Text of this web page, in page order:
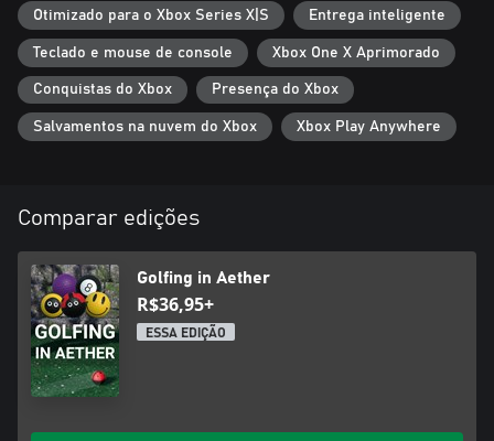
Otimizado para o Xbox Series X|S Entrega inteligente
Teclado e mouse de console Xbox One X Aprimorado
Conquistas do Xbox Presença do Xbox
Salvamentos na nuvem do Xbox Xbox Play Anywhere
Comparar edições
Golfing in Aether
R$36,95+
ESSA EDIÇÃO